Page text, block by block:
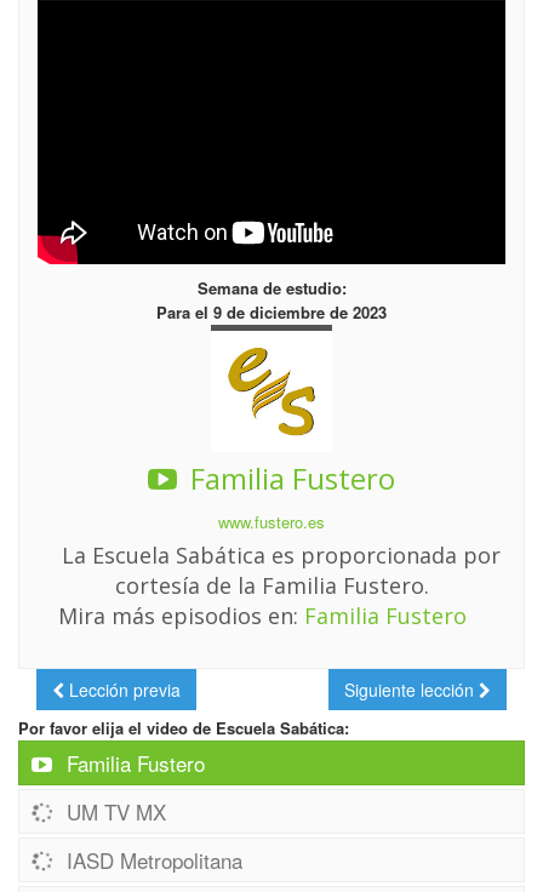
Semana de estudio:
Para el 9 de diciembre de 2023
Familia Fustero
www.fustero.es
La Escuela Sabática es proporcionada por
cortesía de la Familia Fustero.
Mira más episodios en: Familia Fustero
Lección previa Siguiente lección
Por favor elija el video de Escuela Sabática:
Familia Fustero
UM TV MX
IASD Metropolitana